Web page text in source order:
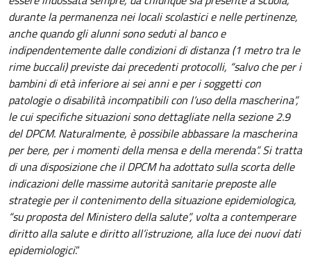
durante la permanenza nei locali scolastici e nelle pertinenze,
anche quando gli alunni sono seduti al banco e
indipendentemente dalle condizioni di distanza (1 metro tra le
rime buccali) previste dai precedenti protocolli, “salvo che per i
bambini di età inferiore ai sei anni e per i soggetti con
patologie o disabilità incompatibili con l’uso della mascherina”,
le cui specifiche situazioni sono dettagliate nella sezione 2.9
del DPCM. Naturalmente, è possibile abbassare la mascherina
per bere, per i momenti della mensa e della merenda”. Si tratta
di una disposizione che il DPCM ha adottato sulla scorta delle
indicazioni delle massime autorità sanitarie preposte alle
strategie per il contenimento della situazione epidemiologica,
“su proposta del Ministero della salute”, volta a contemperare
diritto alla salute e diritto all’istruzione, alla luce dei nuovi dati
epidemiologici.”